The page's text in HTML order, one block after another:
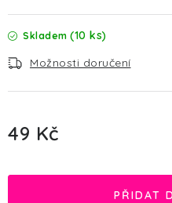
Skladem (10 ks)
Možnosti doručení
49 Kč
PŘIDAT